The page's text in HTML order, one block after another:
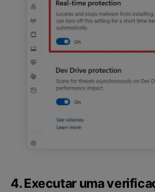
4. Executar uma
Reparo de
Repare suas fotos, melhore a
preciosos com uma
Vamos lá